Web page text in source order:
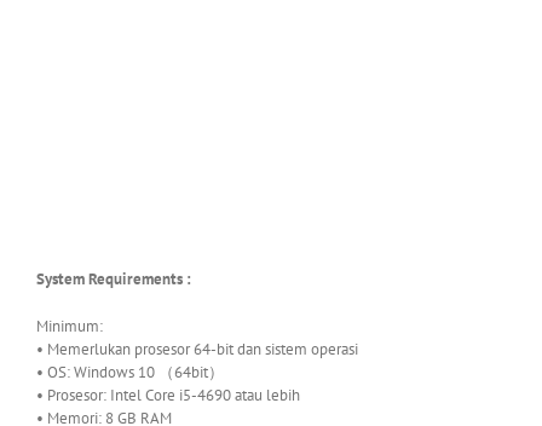
System Requirements :
Minimum:
• Memerlukan prosesor 64-bit dan sistem operasi
• OS: Windows 10 （64bit）
• Prosesor: Intel Core i5-4690 atau lebih
• Memori: 8 GB RAM